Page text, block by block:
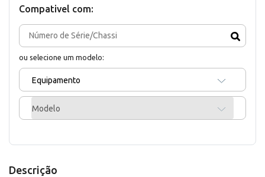
Compativel com:
ou selecione um modelo:
Equipamento
Modelo
Descrição